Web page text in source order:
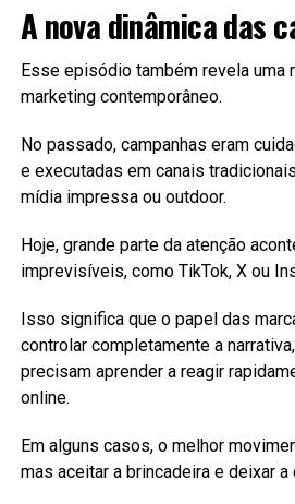
A nova dinâmica das
Esse episódio também revela uma
marketing contemporâneo.
No passado, campanhas eram
e executadas em canais
mídia impressa ou outdoor.
Hoje, grande parte da atenção
imprevisíveis, como TikTok, X ou
Isso significa que o papel das
controlar completamente a
precisam aprender a reagir
online.
Em alguns casos, o melhor
mas aceitar a brincadeira e deixar a